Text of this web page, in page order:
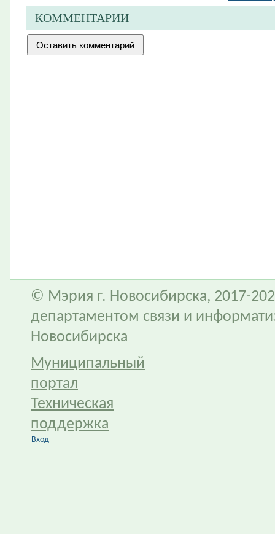
КОММЕНТАРИИ
© Мэрия г. Новосибирска, 2017-
департаментом связи и
Новосибирска
Муниципальный
портал
Техническая
поддержка
Вход